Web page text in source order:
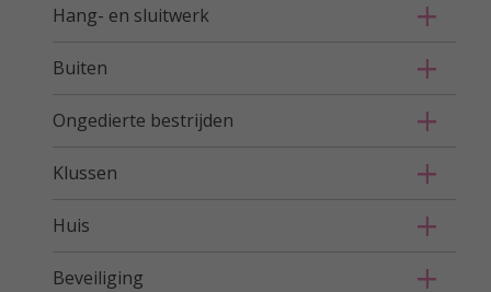
Hang- en sluitwerk
Buiten
Ongedierte bestrijden
Klussen
Huis
Beveiliging